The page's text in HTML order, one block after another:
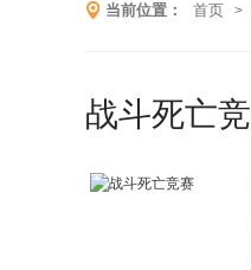
当前位置： 首页 >
战斗死亡